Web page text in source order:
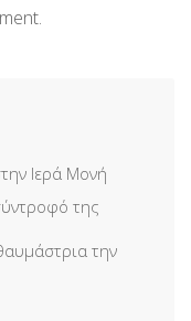
Ιερά Μονή
της
την